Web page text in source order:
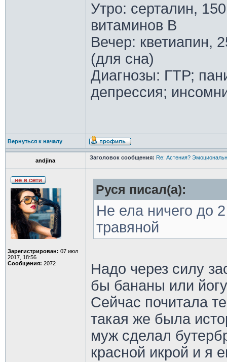
Утро: серталин,
витаминов В
Вечер: кветиапин,
(для сна)
Диагнозы: ГТР;
депрессия;
Вернуться к началу
andjina Заголовок сообщения: Re: Астения?
Зарегистрирован: 07 июл
2017, 18:56
Сообщения: 2072
Руся писал(а):
Не ела ничего до
травяной
Надо через силу
бы бананы или
Сейчас почитала
такая же была
муж сделал
красной икрой и я